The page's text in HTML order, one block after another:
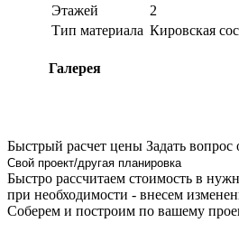
Этажей
2
Тип материала Кировская
Галерея
Быстрый расчет цены Задать вопрос
Свой проект/другая планировка
Быстро рассчитаем стоимость в
при необходимости - внесем
Соберем и построим по вашему